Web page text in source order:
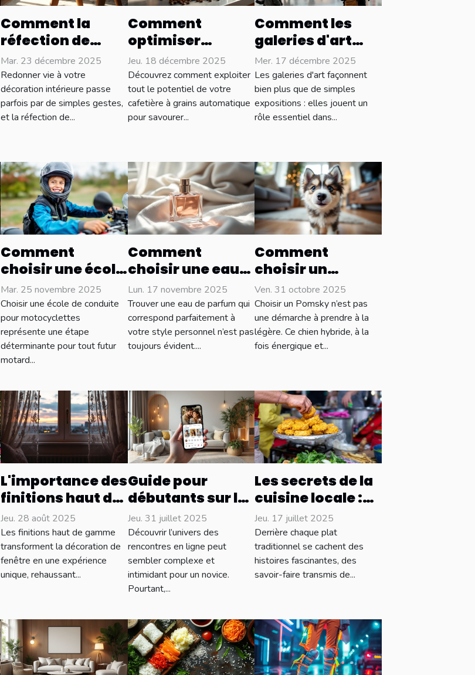
Comment la
réfection de
meubles peut
transformer
votre intérieur ?
Mar. 23 décembre 2025
Redonner vie à votre
décoration intérieure passe
parfois par de simples gestes,
et la réfection de...
Comment
optimiser
l'utilisation de
votre cafetière à
grains
automatique ?
Jeu. 18 décembre 2025
Découvrez comment exploiter
tout le potentiel de votre
cafetière à grains automatique
pour savourer...
Comment les
galeries d'art
influencent-
elles les
tendances
culturelles ?
Mer. 17 décembre 2025
Les galeries d'art façonnent
bien plus que de simples
expositions : elles jouent un
rôle essentiel dans...
Comment
choisir une école
de conduite pour
motocyclettes :
conseils clés
Mar. 25 novembre 2025
Choisir une école de conduite
pour motocyclettes
représente une étape
déterminante pour tout futur
motard...
Comment
choisir une eau
de parfum qui
complète votre
style ?
Lun. 17 novembre 2025
Trouver une eau de parfum qui
correspond parfaitement à
votre style personnel n’est pas
toujours évident....
Comment
choisir un
Pomsky adapté à
votre style de vie
?
Ven. 31 octobre 2025
Choisir un Pomsky n’est pas
une démarche à prendre à la
légère. Ce chien hybride, à la
fois énergique et...
L'importance des
finitions haut de
gamme pour vos
décorations de
fenêtre
Jeu. 28 août 2025
Les finitions haut de gamme
transforment la décoration de
fenêtre en une expérience
unique, rehaussant...
Guide pour
débutants sur les
rencontres en
ligne : par où
commencer ?
Jeu. 31 juillet 2025
Découvrir l’univers des
rencontres en ligne peut
sembler complexe et
intimidant pour un novice.
Pourtant,...
Les secrets de la
cuisine locale :
délices et
traditions
culinaires
Jeu. 17 juillet 2025
Derrière chaque plat
traditionnel se cachent des
histoires fascinantes, des
savoir-faire transmis de...